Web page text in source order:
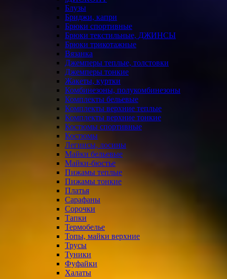
Блузы
Бриджи, капри
Брюки спортивные
Брюки текстильные, ДЖИНСЫ
Брюки трикотажные
Вязанка
Джемперы теплые, толстовки
Джемперы тонкие
Жакеты, куртки
Комбинезоны, полукомбинезоны
Комплекты бельевые
Комплекты верхние теплые
Комплекты верхние тонкие
Костюмы спортивные
Костюмы
Легинсы, лосины
Майки бельевые
Майки-бюстье
Пижамы теплые
Пижамы тонкие
Платья
Сарафаны
Сорочки
Тапки
Термобелье
Топы, майки верхние
Трусы
Туники
Фуфайки
Халаты